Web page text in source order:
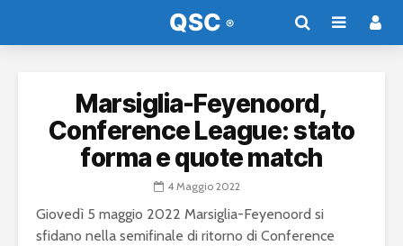
Marsiglia-Feyenoord,
Conference League: stato
forma e quote match
4 Maggio 2022
Giovedì 5 maggio 2022 Marsiglia-Feyenoord si
sfidano nella semifinale di ritorno di Conference